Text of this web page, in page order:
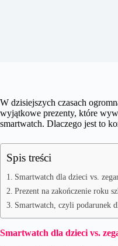
W dzisiejszych czasach
wyjątkowe prezenty, które
smartwatch. Dlaczego jest to
Spis treści
Smartwatch dla dzieci vs.
Prezent na zakończenie roku
Smartwatch, czyli podarunek
Smartwatch dla dzieci vs.